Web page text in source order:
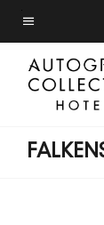
Skip
to
main
content
Menu text